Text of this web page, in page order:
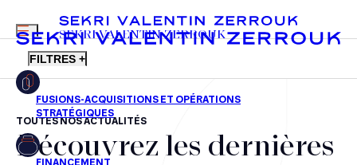
FR EN
MENU
SEKRI VALENTIN ZERROUK
FILTRES +
Fusions-acquisitions et opérations stratégiques
TOUTES NOS ACTUALITÉS
Découvrez les dernières